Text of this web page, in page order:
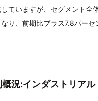
ていますが、セグメント全
り、前期比プラス7.8パーセ
況:インダストリアル